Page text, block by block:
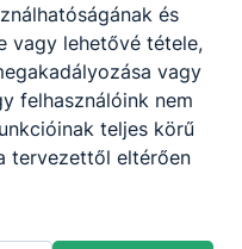
és
vagy lehetővé tétele,
vagy
felhasználóink nem
teljes körű
tervezettől eltérően